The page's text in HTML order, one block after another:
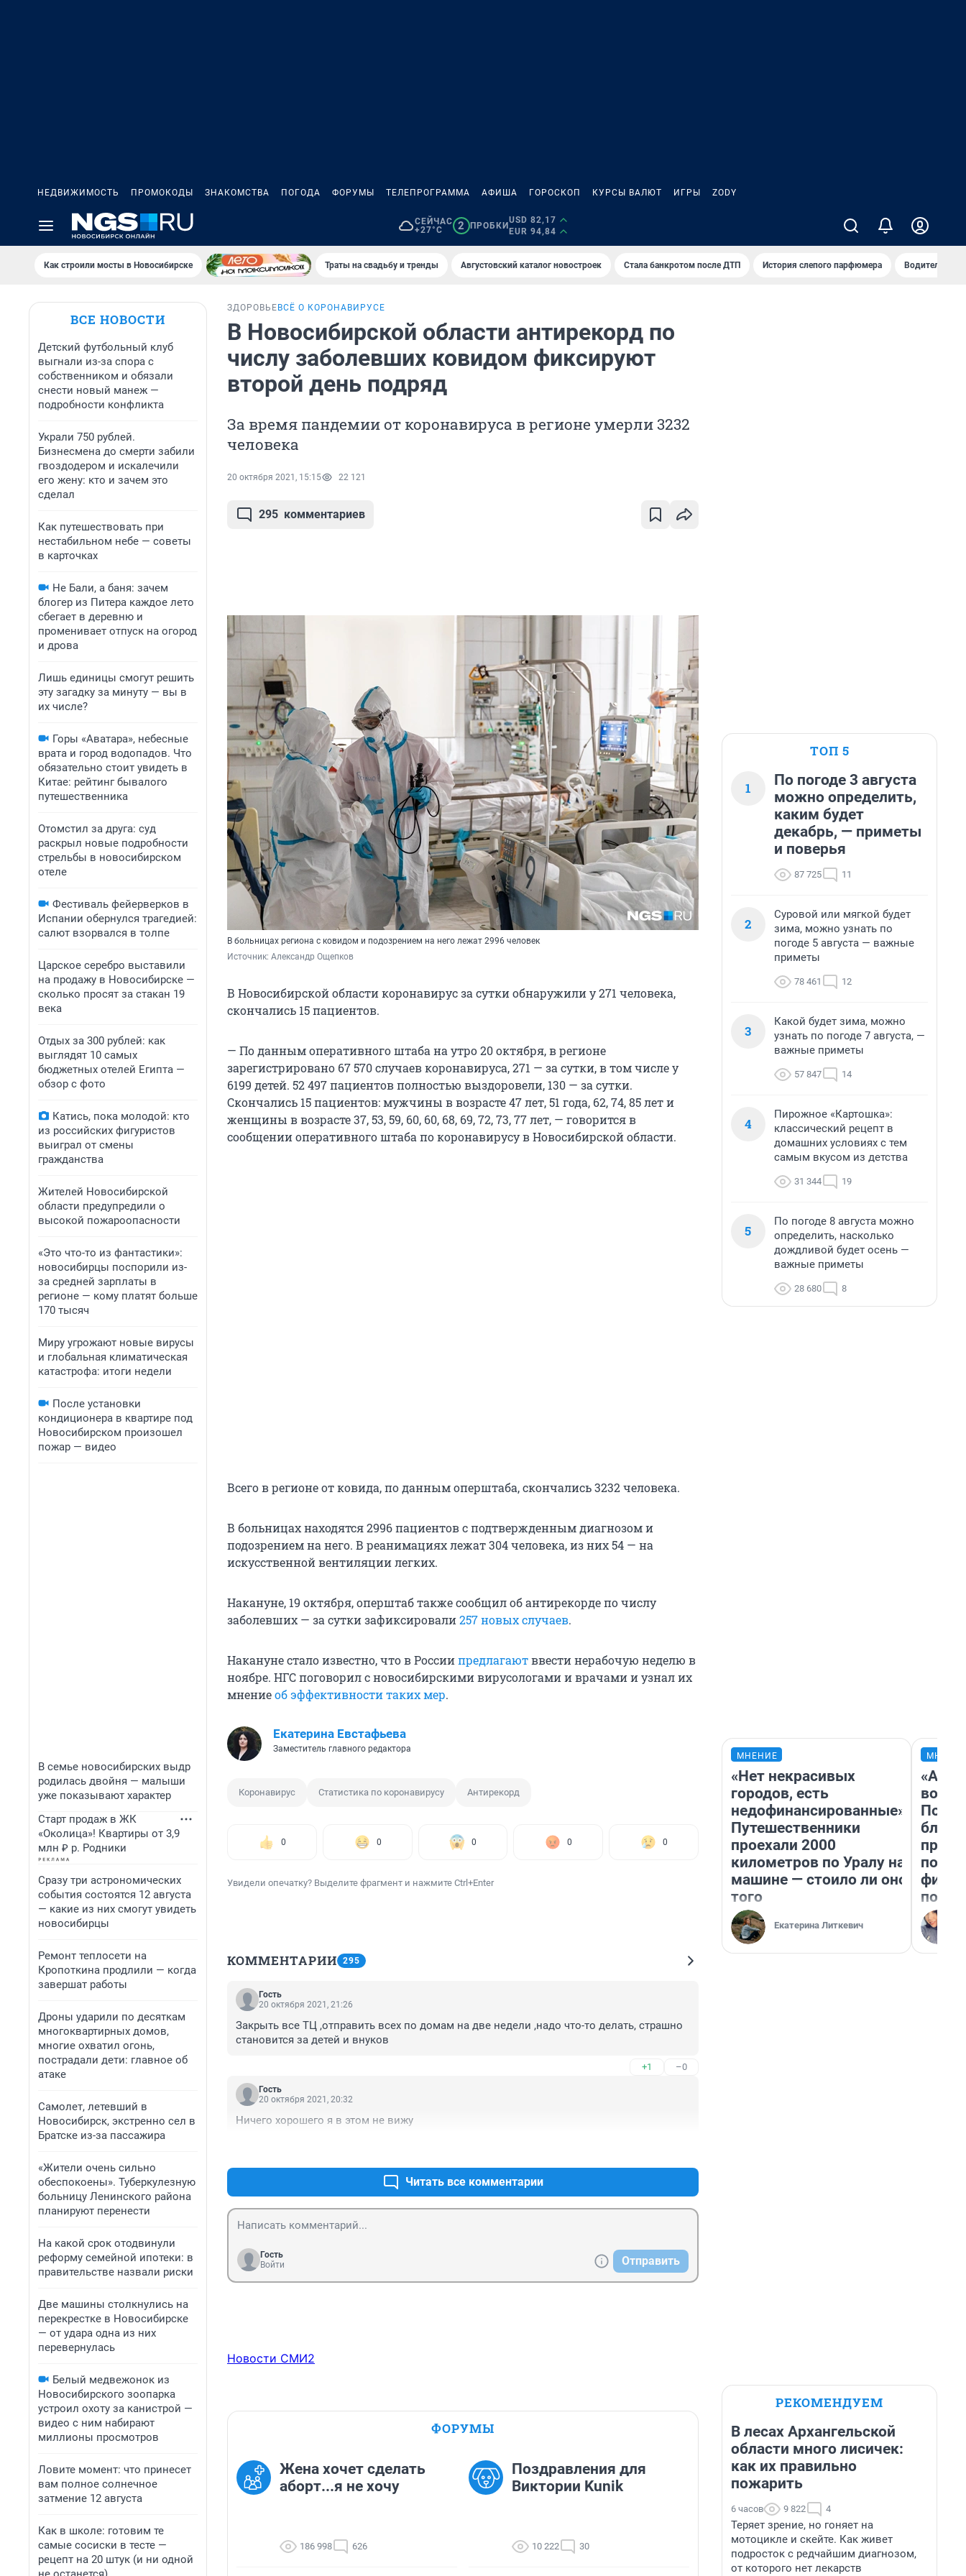
НЕДВИЖИМОСТЬ ПРОМОКОДЫ ЗНАКОМСТВА ПОГОДА ФОРУМЫ ТЕЛЕПРОГРАММА АФИША ГОРОСКОП КУРСЫ ВАЛЮТ ИГРЫ ZODY
СЕЙЧАС
+27°C
2 ПРОБКИ
USD 82,17
EUR 94,84
Как строили мосты в Новосибирске Траты на свадьбу и тренды Августовский каталог новостроек Стала банкротом после ДТП История слепого парфюмера Водители
ВСЕ НОВОСТИ
Детский футбольный клуб
выгнали из-за спора с
собственником и обязали
снести новый манеж —
подробности конфликта
Украли 750 рублей.
Бизнесмена до смерти забили
гвоздодером и искалечили
его жену: кто и зачем это
сделал
Как путешествовать при
нестабильном небе — советы
в карточках
Не Бали, а баня: зачем
блогер из Питера каждое лето
сбегает в деревню и
променивает отпуск на огород
и дрова
Лишь единицы смогут решить
эту загадку за минуту — вы в
их числе?
Горы «Аватара», небесные
врата и город водопадов. Что
обязательно стоит увидеть в
Китае: рейтинг бывалого
путешественника
Отомстил за друга: суд
раскрыл новые подробности
стрельбы в новосибирском
отеле
Фестиваль фейерверков в
Испании обернулся трагедией:
салют взорвался в толпе
Царское серебро выставили
на продажу в Новосибирске —
сколько просят за стакан 19
века
Отдых за 300 рублей: как
выглядят 10 самых
бюджетных отелей Египта —
обзор с фото
Катись, пока молодой: кто
из российских фигуристов
выиграл от смены
гражданства
Жителей Новосибирской
области предупредили о
высокой пожароопасности
«Это что-то из фантастики»:
новосибирцы поспорили из-
за средней зарплаты в
регионе — кому платят больше
170 тысяч
Миру угрожают новые вирусы
и глобальная климатическая
катастрофа: итоги недели
После установки
кондиционера в квартире под
Новосибирском произошел
пожар — видео
В семье новосибирских выдр
родилась двойня — малыши
уже показывают характер
Старт продаж в ЖК
«Околица»! Квартиры от 3,9
млн ₽ р. Родники
Сразу три астрономических
события состоятся 12 августа
— какие из них смогут увидеть
новосибирцы
Ремонт теплосети на
Кропоткина продлили — когда
завершат работы
Дроны ударили по десяткам
многоквартирных домов,
многие охватил огонь,
пострадали дети: главное об
атаке
Самолет, летевший в
Новосибирск, экстренно сел в
Братске из-за пассажира
«Жители очень сильно
обеспокоены». Туберкулезную
больницу Ленинского района
планируют перенести
На какой срок отодвинули
реформу семейной ипотеки: в
правительстве назвали риски
Две машины столкнулись на
перекрестке в Новосибирске
— от удара одна из них
перевернулась
Белый медвежонок из
Новосибирского зоопарка
устроил охоту за канистрой —
видео с ним набирают
миллионы просмотров
Ловите момент: что принесет
вам полное солнечное
затмение 12 августа
Как в школе: готовим те
самые сосиски в тесте —
рецепт на 20 штук (и ни одной
ЗДОРОВЬЕ ВСЁ О КОРОНАВИРУСЕ
В Новосибирской области антирекорд по
числу заболевших ковидом фиксируют
второй день подряд
За время пандемии от коронавируса в регионе умерли 3232
человека
20 октября 2021, 15:15 22 121
295 комментариев
В больницах региона с ковидом и подозрением на него лежат 2996 человек
Источник: Александр Ощепков
В Новосибирской области коронавирус за сутки обнаружили у 271 человека,
скончались 15 пациентов.
— По данным оперативного штаба на утро 20 октября, в регионе
зарегистрировано 67 570 случаев коронавируса, 271 — за сутки, в том числе у
6199 детей. 52 497 пациентов полностью выздоровели, 130 — за сутки.
Скончались 15 пациентов: мужчины в возрасте 47 лет, 51 года, 62, 74, 85 лет и
женщины в возрасте 37, 53, 59, 60, 60, 68, 69, 72, 73, 77 лет, — говорится в
сообщении оперативного штаба по коронавирусу в Новосибирской области.
Всего в регионе от ковида, по данным оперштаба, скончались 3232 человека.
В больницах находятся 2996 пациентов с подтвержденным диагнозом и
подозрением на него. В реанимациях лежат 304 человека, из них 54 — на
искусственной вентиляции легких.
Накануне, 19 октября, оперштаб также сообщил об антирекорде по числу
заболевших — за сутки зафиксировали257 новых случаев.
Накануне стало известно, что в Россиипредлагаютввести нерабочую неделю в
ноябре. НГС поговорил с новосибирскими вирусологами и врачами и узнал их
мнениеоб эффективности таких мер.
Екатерина Евстафьева
Заместитель главного редактора
Коронавирус Статистика по коронавирусу Антирекорд
0 0 0 0 0
Увидели опечатку? Выделите фрагмент и нажмите Ctrl+Enter
КОММЕНТАРИИ 295
Гость
20 октября 2021, 21:26
Закрыть все ТЦ ,отправить всех по домам на две недели ,надо что-то делать, страшно
становится за детей и внуков
+1 –0
Гость
20 октября 2021, 20:32
Ничего хорошего я в этом не вижу
Читать все комментарии
Гость
Войти
Отправить
Новости СМИ2
ФОРУМЫ
Жена хочет сделать
аборт...я не хочу
186 998 626
Поздравления для
Виктории Kunik
10 222 30
ТОП 5
1
По погоде 3 августа
можно определить,
каким будет
декабрь, — приметы
и поверья
87 725 11
2
Суровой или мягкой будет
зима, можно узнать по
погоде 5 августа — важные
приметы
78 461 12
3
Какой будет зима, можно
узнать по погоде 7 августа, —
важные приметы
57 847 14
4
Пирожное «Картошка»:
классический рецепт в
домашних условиях с тем
самым вкусом из детства
31 344 19
5
По погоде 8 августа можно
определить, насколько
дождливой будет осень —
важные приметы
28 680 8
МНЕНИЕ
«Нет некрасивых
городов, есть
недофинансированные».
Путешественники
проехали 2000
километров по Уралу на
машине — стоило ли оно
того
Екатерина Литкевич
вот
РЕКОМЕНДУЕМ
В лесах Архангельской
области много лисичек:
как их правильно
пожарить
6 часов 9 822 4
Теряет зрение, но гоняет на
мотоцикле и скейте. Как живет
подросток с редчайшим диагнозом,
от которого нет лекарств